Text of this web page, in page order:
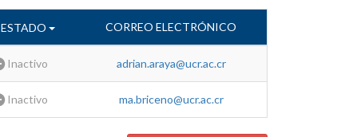
ESTADO CORREO ELECTRÓNICO
Inactivo adrian.araya@ucr.ac.cr
Inactivo ma.briceno@ucr.ac.cr